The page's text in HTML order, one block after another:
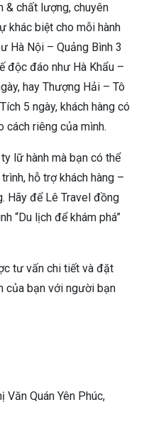
& chất lượng, chuyên
khác biệt cho mỗi hành
Hà Nội – Quảng Bình 3
độc đáo như Hà Khẩu –
hay Thượng Hải – Tô
5 ngày, khách hàng có
cách riêng của mình.
lữ hành mà bạn có thể
hỗ trợ khách hàng –
Hãy để Lê Travel đồng
“Du lịch để khám phá”
tư vấn chi tiết và đặt
của bạn với người bạn
Văn Quán Yên Phúc,